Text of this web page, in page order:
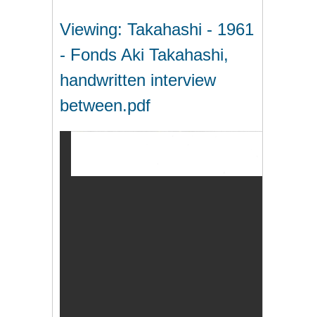
Viewing: Takahashi - 1961
- Fonds Aki Takahashi,
handwritten interview
between.pdf